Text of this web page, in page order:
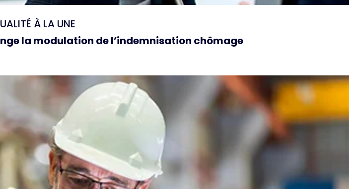
À LA UNE
la modulation de l’indemnisation chômage